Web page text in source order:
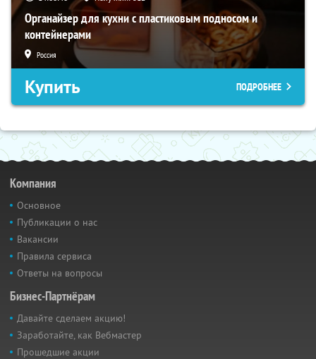
Органайзер для кухни с пластиковым подносом и
контейнерами
Россия
Купить ПОДРОБНЕЕ
Компания
Основное
Публикации о нас
Вакансии
Правила сервиса
Ответы на вопросы
Бизнес-Партнёрам
Давайте сделаем акцию!
Заработайте, как Вебмастер
Прошедшие акции